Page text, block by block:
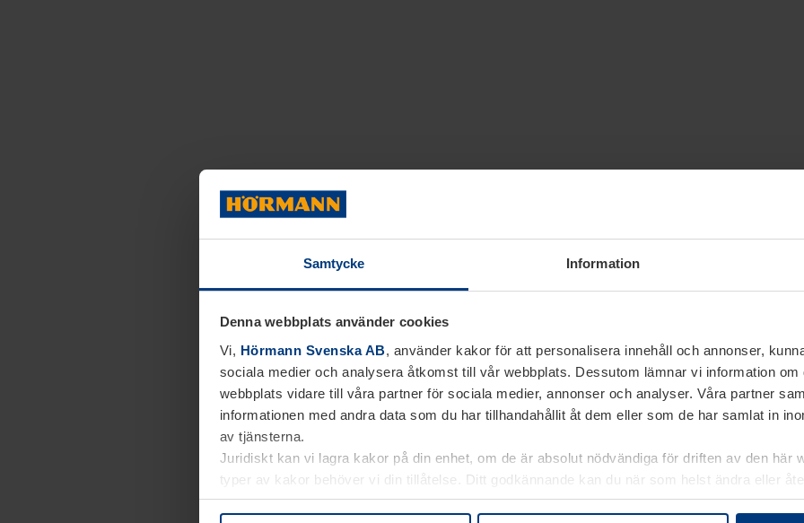
Samtycke Information
Denna webbplats använder cookies
Vi, Hörmann Svenska AB, använder kakor för att personalisera innehåll och annonser,
sociala medier och analysera åtkomst till vår webbplats. Dessutom lämnar vi information om
webbplats vidare till våra partner för sociala medier, annonser och analyser. Våra partner
informationen med andra data som du har tillhandahållit åt dem eller som de har samlat in
av tjänsterna.
Juridiskt kan vi lagra kakor på din enhet, om de är absolut nödvändiga för driften av den här
typer av kakor behöver vi din tillåtelse. Ditt godkännande kan du när som helst ändra eller
kakor underDataskyddsförklaringpå vår webbplats.